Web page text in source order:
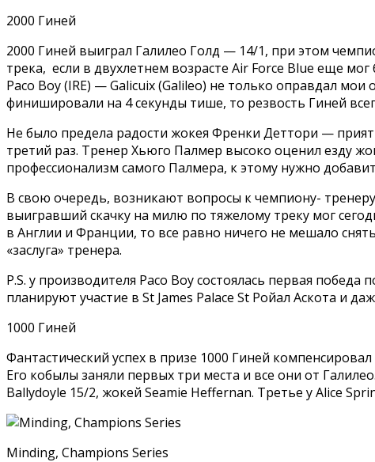
2000 Гиней
2000 Гиней выиграл Галилео Голд — 14/1, при этом
трека, если в двухлетнем возрасте Air Force Blue еще
Paco Boy (IRE) — Galicuix (Galileo) не только оправдал
финишировали на 4 секунды тише, то резвость Гиней
Не было предела радости жокея Френки Деттори —
третий раз. Тренер Хьюго Палмер высоко оценил езду
профессионализм самого Палмера, к этому нужно
В свою очередь, возникают вопросы к чемпиону-
выигравший скачку на милю по тяжелому треку мог
в Англии и Франции, то все равно ничего не мешало
«заслуга» тренера.
P.S. у производителя Paco Boy состоялась первая
планируют участие в St James Palace St Ройал Аскота и
1000 Гиней
Фантастический успех в призе 1000 Гиней компенсировал
Его кобылы заняли первых три места и все они от Галилео.
Ballydoyle 15/2, жокей Seamie Heffernan. Третье у Alice
Minding, Champions Series